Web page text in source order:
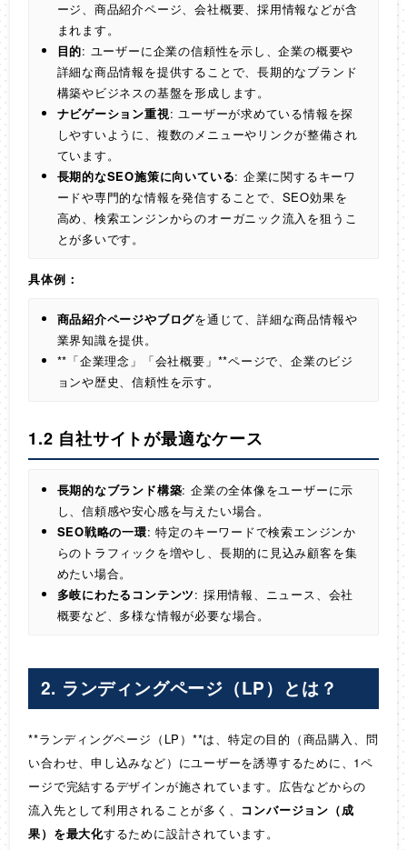
ージ、商品紹介ページ、会社概要、採用情報などが含
まれます。
目的: ユーザーに企業の信頼性を示し、企業の概要や
詳細な商品情報を提供することで、長期的なブランド
構築やビジネスの基盤を形成します。
ナビゲーション重視: ユーザーが求めている情報を探
しやすいように、複数のメニューやリンクが整備され
ています。
長期的なSEO施策に向いている: 企業に関するキーワ
ードや専門的な情報を発信することで、SEO効果を
高め、検索エンジンからのオーガニック流入を狙うこ
とが多いです。
具体例：
商品紹介ページやブログを通じて、詳細な商品情報や
業界知識を提供。
**「企業理念」「会社概要」**ページで、企業のビジ
ョンや歴史、信頼性を示す。
1.2 自社サイトが最適なケース
長期的なブランド構築: 企業の全体像をユーザーに示
し、信頼感や安心感を与えたい場合。
SEO戦略の一環: 特定のキーワードで検索エンジンか
らのトラフィックを増やし、長期的に見込み顧客を集
めたい場合。
多岐にわたるコンテンツ: 採用情報、ニュース、会社
概要など、多様な情報が必要な場合。
2. ランディングページ（LP）とは？
**ランディングページ（LP）**は、特定の目的（商品購入、問
い合わせ、申し込みなど）にユーザーを誘導するために、1ペ
ージで完結するデザインが施されています。広告などからの
流入先として利用されることが多く、 コンバージョン（成
果）を最大化するために設計されています。